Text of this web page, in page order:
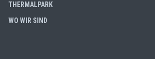
THERMALPARK
WO WIR SIND